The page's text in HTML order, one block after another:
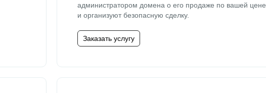
администратором домена о его продаже по вашей цене
и организуют безопасную сделку.
Заказать услугу